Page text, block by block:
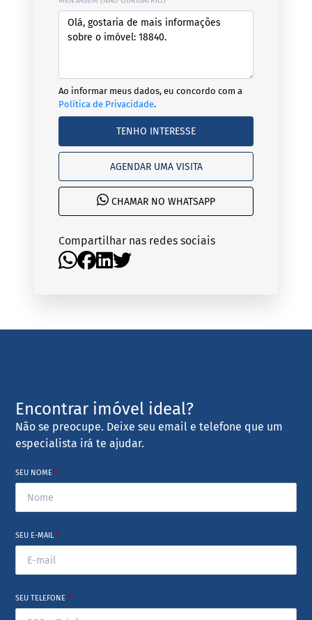
Ao informar meus dados, eu concordo com a
Política de Privacidade.
TENHO INTERESSE
AGENDAR UMA VISITA
CHAMAR NO WHATSAPP
Compartilhar nas redes sociais
Encontrar imóvel ideal?
Não se preocupe. Deixe seu email e telefone que um
especialista irá te ajudar.
SEU NOME*
SEU E-MAIL*
SEU TELEFONE*